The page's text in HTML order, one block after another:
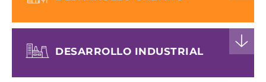
DESARROLLO INDUSTRIAL